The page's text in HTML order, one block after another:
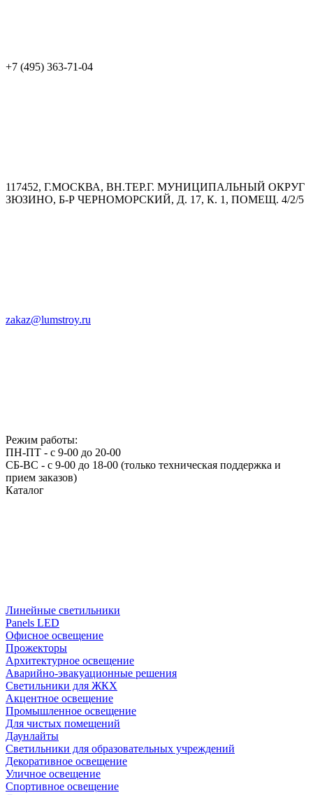
+7 (495) 363-71-04
117452, Г.МОСКВА, ВН.ТЕР.Г. МУНИЦИПАЛЬНЫЙ ОКРУГ
ЗЮЗИНО, Б-Р ЧЕРНОМОРСКИЙ, Д. 17, К. 1, ПОМЕЩ. 4/2/5
zakaz@lumstroy.ru
Режим работы:
ПН-ПТ - с 9-00 до 20-00
СБ-ВС - с 9-00 до 18-00 (только техническая поддержка и
прием заказов)
Каталог
Линейные светильники
Panels LED
Офисное освещение
Прожекторы
Архитектурное освещение
Аварийно-эвакуационные решения
Светильники для ЖКХ
Акцентное освещение
Промышленное освещение
Для чистых помещений
Даунлайты
Светильники для образовательных учреждений
Декоративное освещение
Уличное освещение
Спортивное освещение